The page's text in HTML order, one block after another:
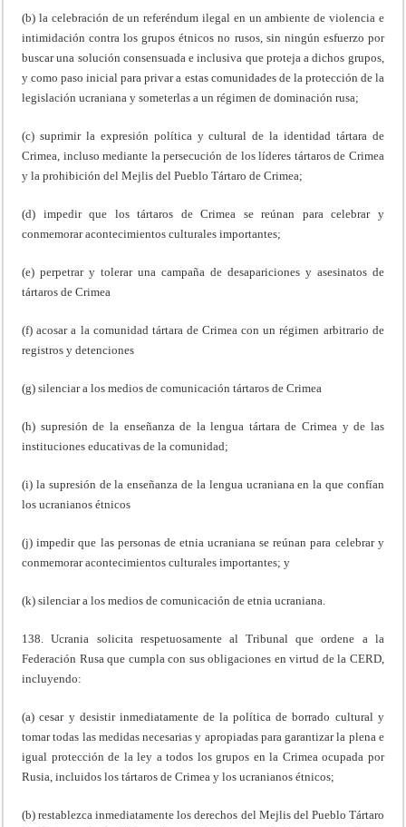
(b) la celebración de un referéndum ilegal en un ambiente de violencia e
intimidación contra los grupos étnicos no rusos, sin ningún esfuerzo por
buscar una solución consensuada e inclusiva que proteja a dichos grupos,
y como paso inicial para privar a estas comunidades de la protección de la
legislación ucraniana y someterlas a un régimen de dominación rusa;
(c) suprimir la expresión política y cultural de la identidad tártara de
Crimea, incluso mediante la persecución de los líderes tártaros de Crimea
y la prohibición del Mejlis del Pueblo Tártaro de Crimea;
(d) impedir que los tártaros de Crimea se reúnan para celebrar y
conmemorar acontecimientos culturales importantes;
(e) perpetrar y tolerar una campaña de desapariciones y asesinatos de
tártaros de Crimea
(f) acosar a la comunidad tártara de Crimea con un régimen arbitrario de
registros y detenciones
(g) silenciar a los medios de comunicación tártaros de Crimea
(h) supresión de la enseñanza de la lengua tártara de Crimea y de las
instituciones educativas de la comunidad;
(i) la supresión de la enseñanza de la lengua ucraniana en la que confían
los ucranianos étnicos
(j) impedir que las personas de etnia ucraniana se reúnan para celebrar y
conmemorar acontecimientos culturales importantes; y
(k) silenciar a los medios de comunicación de etnia ucraniana.
138. Ucrania solicita respetuosamente al Tribunal que ordene a la
Federación Rusa que cumpla con sus obligaciones en virtud de la CERD,
incluyendo:
(a) cesar y desistir inmediatamente de la política de borrado cultural y
tomar todas las medidas necesarias y apropiadas para garantizar la plena e
igual protección de la ley a todos los grupos en la Crimea ocupada por
Rusia, incluidos los tártaros de Crimea y los ucranianos étnicos;
(b) restablezca inmediatamente los derechos del Mejlis del Pueblo Tártaro